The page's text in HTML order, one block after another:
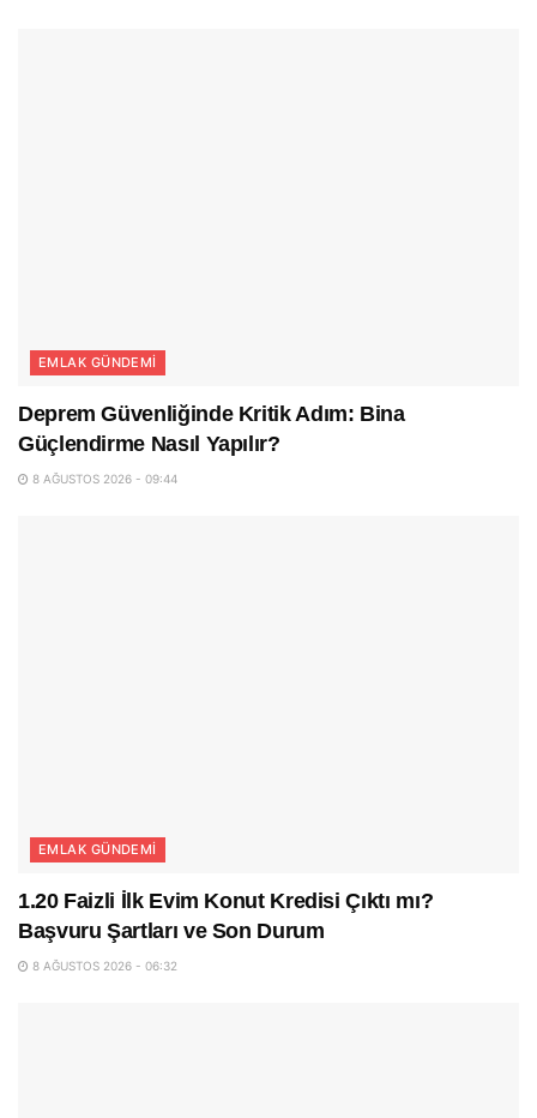
EMLAK GÜNDEMI
Deprem Güvenliğinde Kritik Adım: Bina
Güçlendirme Nasıl Yapılır?
8 AĞUSTOS 2026 - 09:44
EMLAK GÜNDEMI
1.20 Faizli İlk Evim Konut Kredisi Çıktı mı?
Başvuru Şartları ve Son Durum
8 AĞUSTOS 2026 - 06:32